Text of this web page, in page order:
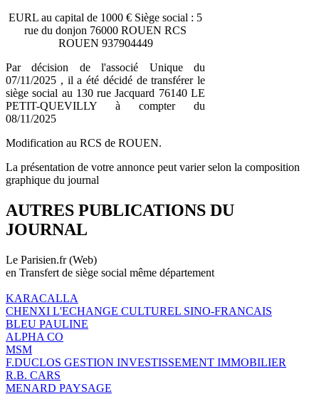
EURL au capital de 1000 € Siège social : 5
rue du donjon 76000 ROUEN RCS
ROUEN 937904449
Par décision de l'associé Unique du
07/11/2025 , il a été décidé de transférer le
siège social au 130 rue Jacquard 76140 LE
PETIT-QUEVILLY à compter du
08/11/2025
Modification au RCS de ROUEN.
La présentation de votre annonce peut varier selon la composition
graphique du journal
AUTRES PUBLICATIONS DU
JOURNAL
Le Parisien.fr (Web)
en Transfert de siège social même département
KARACALLA
CHENXI L'ECHANGE CULTUREL SINO-FRANCAIS
BLEU PAULINE
ALPHA CO
MSM
F.DUCLOS GESTION INVESTISSEMENT IMMOBILIER
R.B. CARS
MENARD PAYSAGE